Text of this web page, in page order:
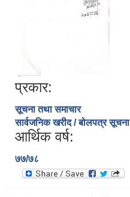
प्रकार:
सूचना तथा समाचार
सार्वजनिक खरीद / बोलपत्र सूचना
आर्थिक वर्ष:
७७/७८